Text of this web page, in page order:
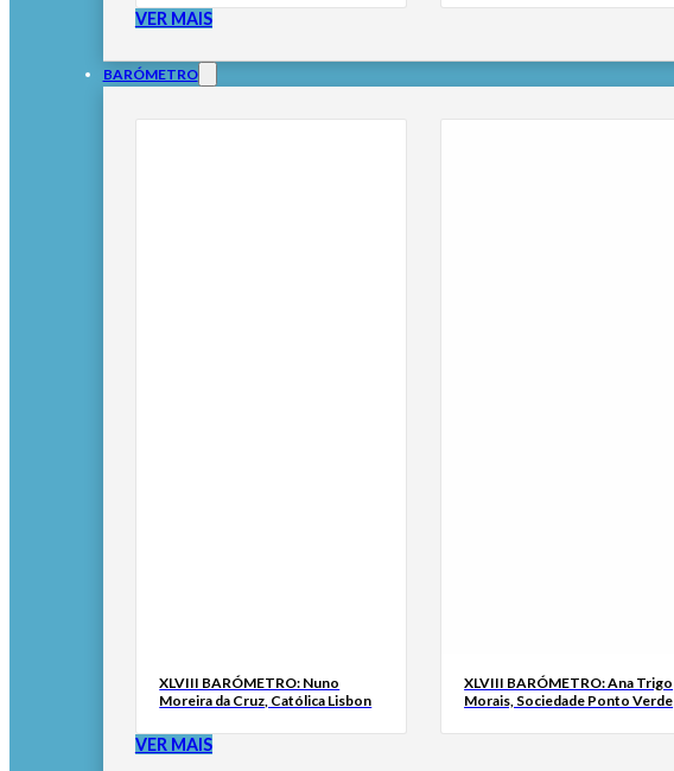
VER MAIS
BARÓMETRO
XLVIII BARÓMETRO: Nuno
Moreira da Cruz, Católica Lisbon
XLVIII BARÓMETRO: Ana Trigo
Morais, Sociedade Ponto Verde
VER MAIS